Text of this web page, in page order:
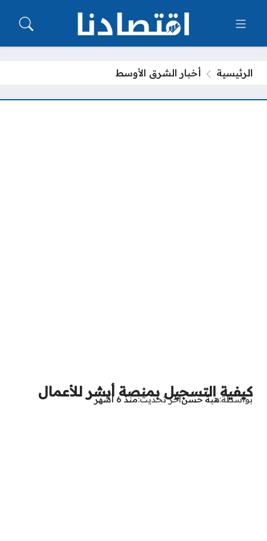
الرئيسية أخبار الشرق الأوسط
كيفية التسجيل بمنصة أبشر للأعمال
بواسطةهبة حسنآخر تحديثمنذ 6 أشهر